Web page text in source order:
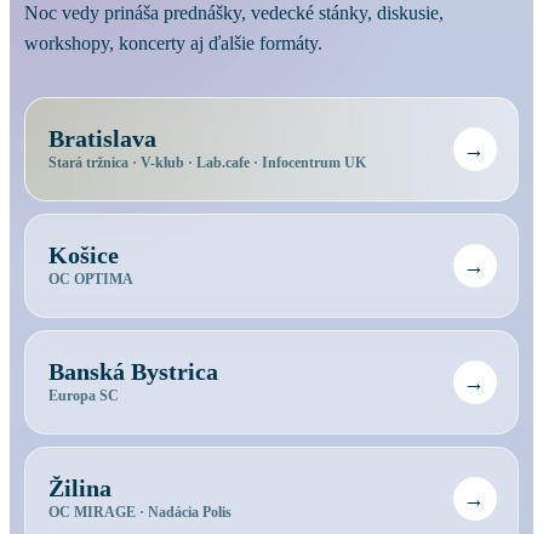
Noc vedy prináša prednášky, vedecké stánky, diskusie,
workshopy, koncerty aj ďalšie formáty.
Bratislava
Stará tržnica · V-klub · Lab.cafe · Infocentrum UK
→
Košice
OC OPTIMA
→
Banská Bystrica
Europa SC
→
Žilina
OC MIRAGE · Nadácia Polis
→